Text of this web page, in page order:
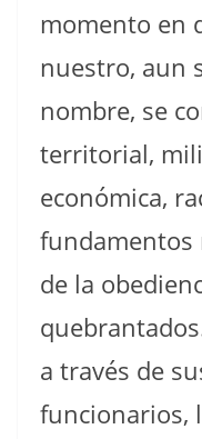
momento en
nuestro, aun
nombre, se
territorial,
económica,
fundamentos
de la
a través de
funcionarios,